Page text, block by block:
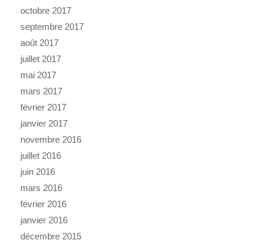
octobre 2017
septembre 2017
août 2017
juillet 2017
mai 2017
mars 2017
février 2017
janvier 2017
novembre 2016
juillet 2016
juin 2016
mars 2016
février 2016
janvier 2016
décembre 2015